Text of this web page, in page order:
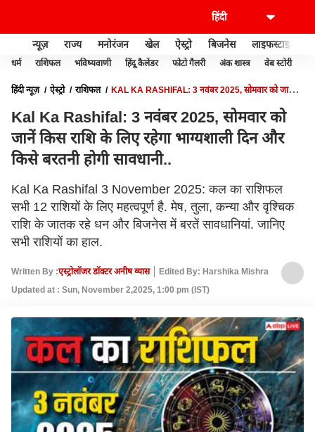
न्यूज़ राज्य मनोरंजन खेल ऐस्ट्रो बिजनेस लाइफस्टाइल
धर्म राशिफल भविष्यवाणी हिंदू कैलेंडर फोटो गैलरी अंक शास्त्र वेब स्टोरी
हिंदी न्यूज़ ऐस्ट्रो राशिफल
KAL KA RASHIFAL: 3 नवंबर 2025, सोमवार को जानें
Kal Ka Rashifal: 3 नवंबर 2025, सोमवार को
जानें किस राशि के लिए रहेगा भाग्यशाली दिन और
किसे बरतनी होगी सावधानी..
Kal Ka Rashifal 3 November 2025: कल का राशिफल
सभी 12 राशियों के लिए महत्वपूर्ण है. मेष, तुला, कन्या और वृश्चिक
राशि के जातक रहे धन और बिजनेस में बरतें सावधानियां. जानिए
सभी राशियों का हाल.
Written By :एस्ट्रोलॉजर डॉक्टर अनीष व्यास
Edited By: Harshika Mishra
Updated at : Sun, November 2,2025, 1:00 pm (IST)